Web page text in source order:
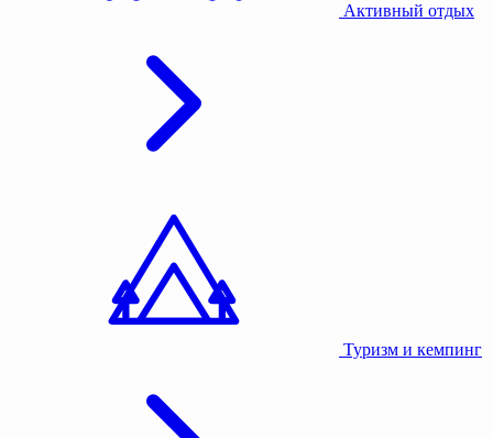
Активный отдых
Туризм и кемпинг